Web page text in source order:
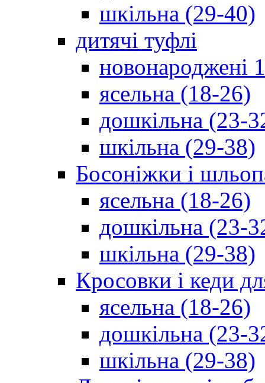
шкільна (29-40)
дитячі туфлі
новонароджені
ясельна (18-26)
дошкільна (23-
шкільна (29-38)
Босоніжки і
ясельна (18-26)
дошкільна (23-
шкільна (29-38)
Кросовки і кеди
ясельна (18-26)
дошкільна (23-
шкільна (29-38)